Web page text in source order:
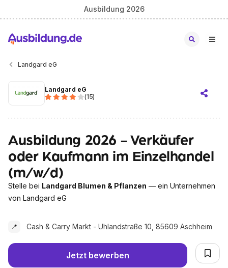
Ausbildung 2026
Landgard eG
Landgard eG
(15)
Ausbildung 2026 - Verkäufer
oder Kaufmann im Einzelhandel
(m/w/d)
Stelle bei Landgard Blumen & Pflanzen — ein Unternehmen
von Landgard eG
📍 Cash & Carry Markt - Uhlandstraße 10, 85609 Aschheim
Jetzt bewerben